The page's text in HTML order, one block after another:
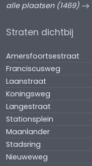
alle plaatsen (1469)
Straten dichtbij
Amersfoortsestraat
Franciscusweg
Laanstraat
Koningsweg
Langestraat
Stationsplein
Maanlander
Stadsring
Nieuweweg